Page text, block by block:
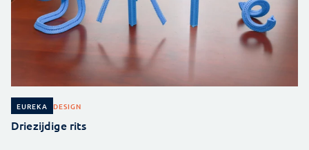
EUREKA DESIGN
Driezijdige rits